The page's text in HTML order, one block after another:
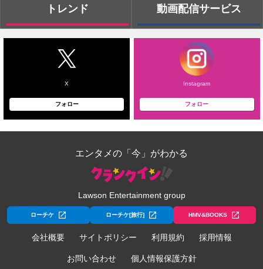
トレンド 動画配信サービス
X
フォロー
Instagram
フォロー
エンタメの「今」がわかる
Lawson Entertainment group
ローチケ ローチケ[旅行] HMV&BOOKS
会社概要 サイトポリシー 利用規約 採用情報
お問い合わせ 個人情報保護方針